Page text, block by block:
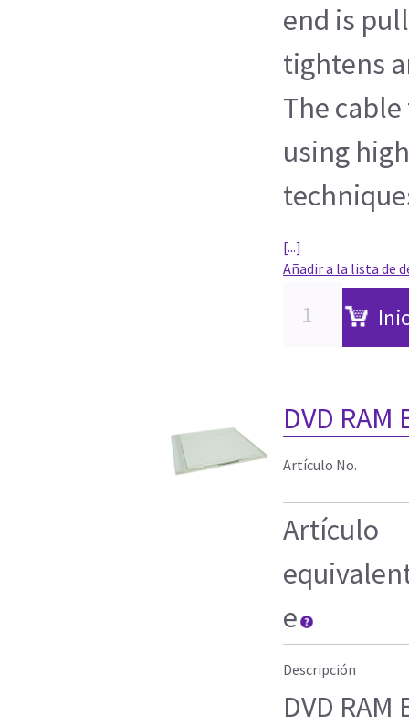
end is
tightens
The
using
[...]
Añadir a la lista de
DVD
Artículo No.
Artículo
e
Descripción
DVD